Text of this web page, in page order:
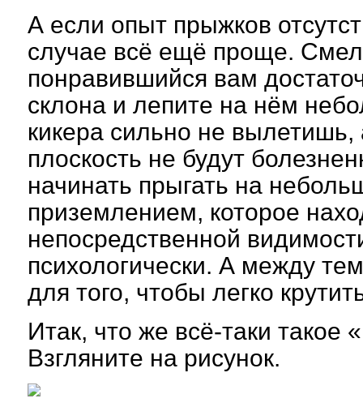
А если опыт прыжков
случае всё ещё проще.
понравившийся вам
склона и лепите на нём
кикера сильно не
плоскость не будут
начинать прыгать на
приземлением, которое
непосредственной
психологически. А между
для того, чтобы легко
Итак, что же всё-таки такое
Взгляните на рисунок.